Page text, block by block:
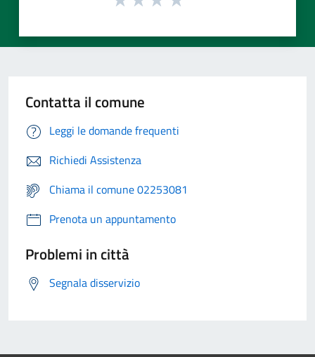
Contatta il comune
Leggi le domande frequenti
Richiedi Assistenza
Chiama il comune 02253081
Prenota un appuntamento
Problemi in città
Segnala disservizio